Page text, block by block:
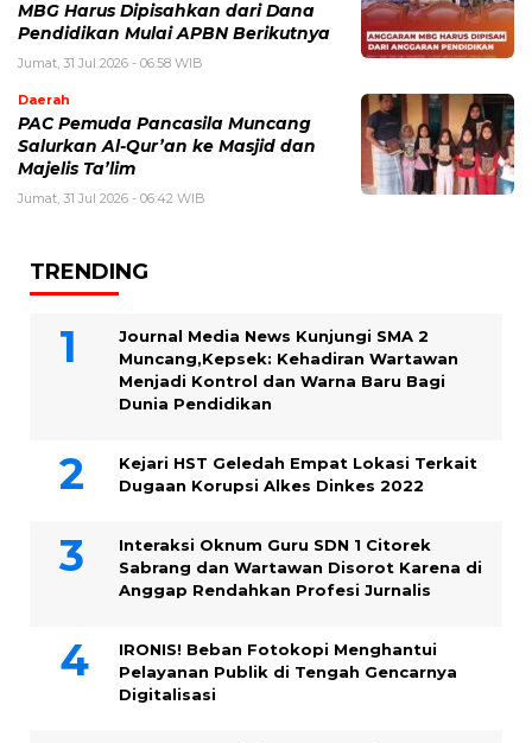
MBG Harus Dipisahkan dari Dana
Pendidikan Mulai APBN Berikutnya
Jumat, 31 Jul 2026 - 06:58 WIB
Daerah
PAC Pemuda Pancasila Muncang
Salurkan Al-Qur’an ke Masjid dan
Majelis Ta’lim
Jumat, 31 Jul 2026 - 06:42 WIB
TRENDING
Journal Media News Kunjungi SMA 2
Muncang,Kepsek: Kehadiran Wartawan
Menjadi Kontrol dan Warna Baru Bagi
Dunia Pendidikan
Kejari HST Geledah Empat Lokasi Terkait
Dugaan Korupsi Alkes Dinkes 2022
Interaksi Oknum Guru SDN 1 Citorek
Sabrang dan Wartawan Disorot Karena di
Anggap Rendahkan Profesi Jurnalis
IRONIS! Beban Fotokopi Menghantui
Pelayanan Publik di Tengah Gencarnya
Digitalisasi